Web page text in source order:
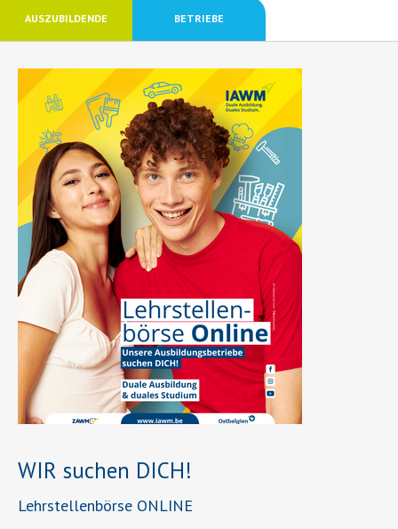
AUSZUBILDENDE BETRIEBE
WIR suchen DICH!
Lehrstellenbörse ONLINE